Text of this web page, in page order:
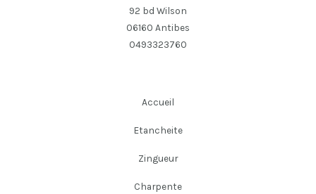
92 bd Wilson
06160 Antibes
0493323760
Accueil
Etancheite
Zingueur
Charpente